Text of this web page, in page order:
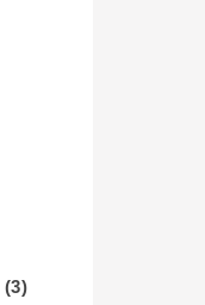
(3)